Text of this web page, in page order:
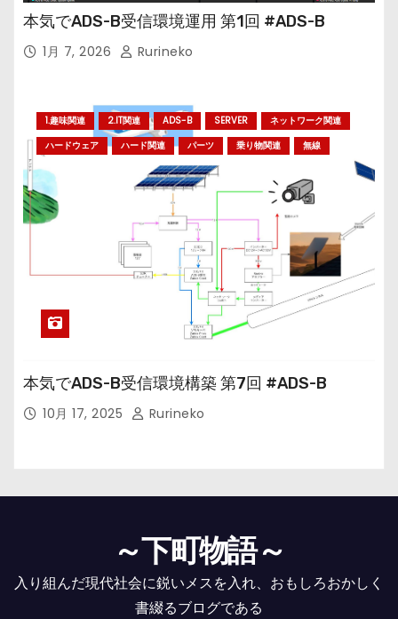
本気でADS-B受信環境運用 第1回 #ADS-B
1月 7, 2026 Rurineko
1.趣味関連 2.IT関連 ADS-B SERVER
ネットワーク関連
ハードウェア
ハード関連 パーツ 乗り物関連 無線
本気でADS-B受信環境構築 第7回 #ADS-B
10月 17, 2025 Rurineko
～下町物語～
入り組んだ現代社会に鋭いメスを入れ、おもしろおかしく
書綴るブログである